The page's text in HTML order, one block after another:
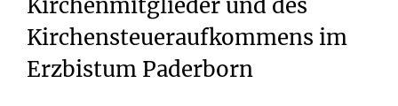
Kirchenmitglieder und des
Kirchensteueraufkommens im
Erzbistum Paderborn